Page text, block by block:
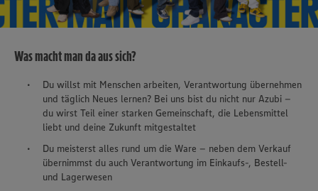
Was macht man da aus sich?
Du willst mit Menschen arbeiten, Verantwortung übernehmen
und täglich Neues lernen? Bei uns bist du nicht nur Azubi –
du wirst Teil einer starken Gemeinschaft, die Lebensmittel
liebt und deine Zukunft mitgestaltet
Du meisterst alles rund um die Ware – neben dem Verkauf
übernimmst du auch Verantwortung im Einkaufs-, Bestell-
und Lagerwesen